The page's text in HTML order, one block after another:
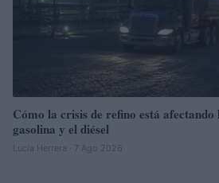
Cómo la crisis de refino está afectando
gasolina y el diésel
Lucía Herrera · 7 Ago 2026